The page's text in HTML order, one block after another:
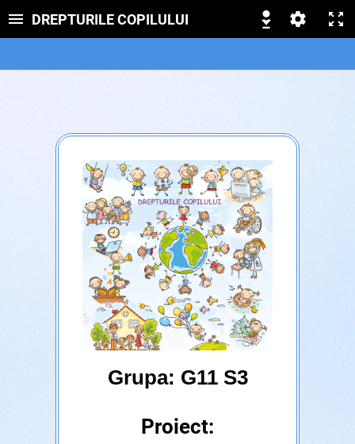
DREPTURILE COPILULUI
Grupa: G11 S3
Proiect: